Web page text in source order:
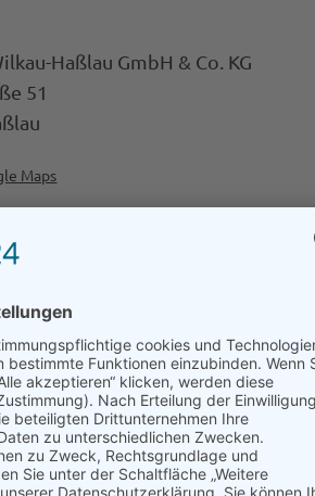
wh.d
Haßlau GmbH & Co. KG
51
Maps